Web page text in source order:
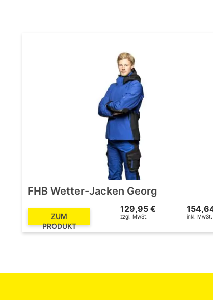
FHB Wetter-Jacken Georg
ZUM
PRODUKT
129,95 €
zzgl. MwSt. inkl. MwSt.